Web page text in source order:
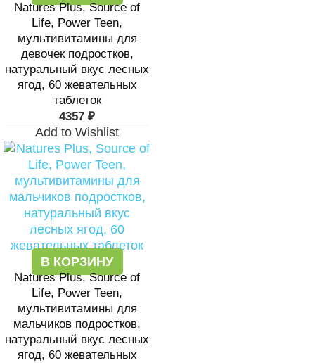
Natures Plus, Source of
Life, Power Teen,
мультивитамины для
девочек подростков,
натуральный вкус лесных
ягод, 60 жевательных
таблеток
4357 ₽
Add to Wishlist
В КОРЗИНУ
Natures Plus, Source of
Life, Power Teen,
мультивитамины для
мальчиков подростков,
натуральный вкус лесных
ягод, 60 жевательных